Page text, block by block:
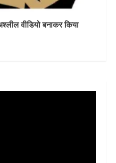
वीडियो बनाकर किया